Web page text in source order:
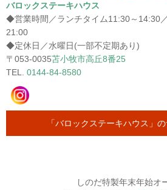
バロックステーキハウス
◆営業時間／ランチタイム11:30～14:30
21:00
◆定休日／水曜日(一部不定期あり)
〒053-0035苫小牧市高丘8番25
TEL. 0144-84-8580
「バロックステーキハウス」
しのだ特製年末年始オ